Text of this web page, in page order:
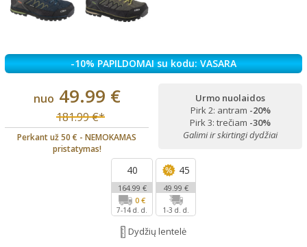
-10% PAPILDOMAI su kodu: VASARA
nuo 49.99 €
181.99 €*
Perkant už 50 € - NEMOKAMAS
pristatymas!
Urmo nuolaidos
Pirk 2: antram -20%
Pirk 3: trečiam -30%
Galimi ir skirtingi dydžiai
40
164.99 €
0 €
7-14 d. d.
45
49.99 €
1-3 d. d.
Dydžių lentelė